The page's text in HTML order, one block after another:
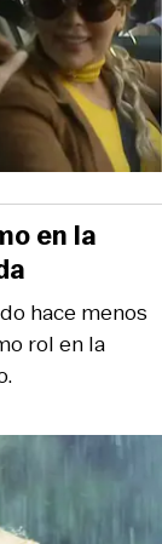
hace menos
rol en la
en la